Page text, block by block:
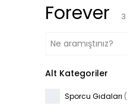
Forever 3
Alt Kategoriler
Sporcu Gıdaları (